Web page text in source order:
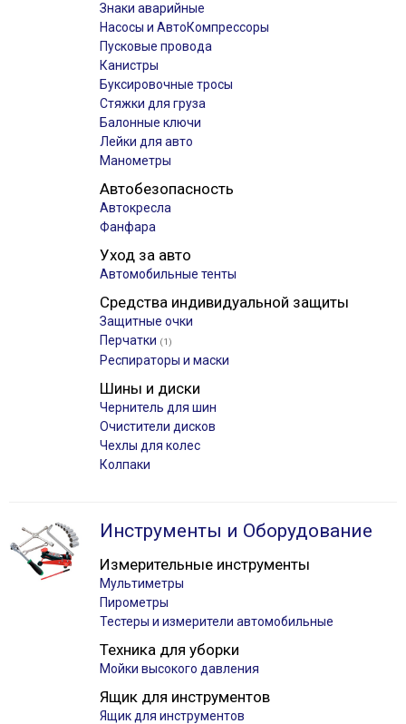
Знаки аварийные
Насосы и АвтоКомпрессоры
Пусковые провода
Канистры
Буксировочные тросы
Стяжки для груза
Балонные ключи
Лейки для авто
Манометры
Автобезопасность
Автокресла
Фанфара
Уход за авто
Автомобильные тенты
Средства индивидуальной защиты
Защитные очки
Перчатки (1)
Респираторы и маски
Шины и диски
Чернитель для шин
Очистители дисков
Чехлы для колес
Колпаки
Инструменты и Оборудование
Измерительные инструменты
Мультиметры
Пирометры
Тестеры и измерители автомобильные
Техника для уборки
Мойки высокого давления
Ящик для инструментов
Ящик для инструментов